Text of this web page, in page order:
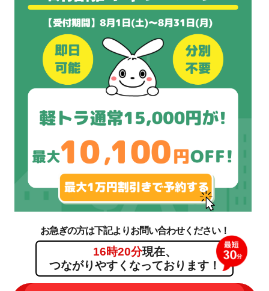
お急ぎの方は下記よりお問い合わせください！
16時20分現在、
つながりやすくなっております！